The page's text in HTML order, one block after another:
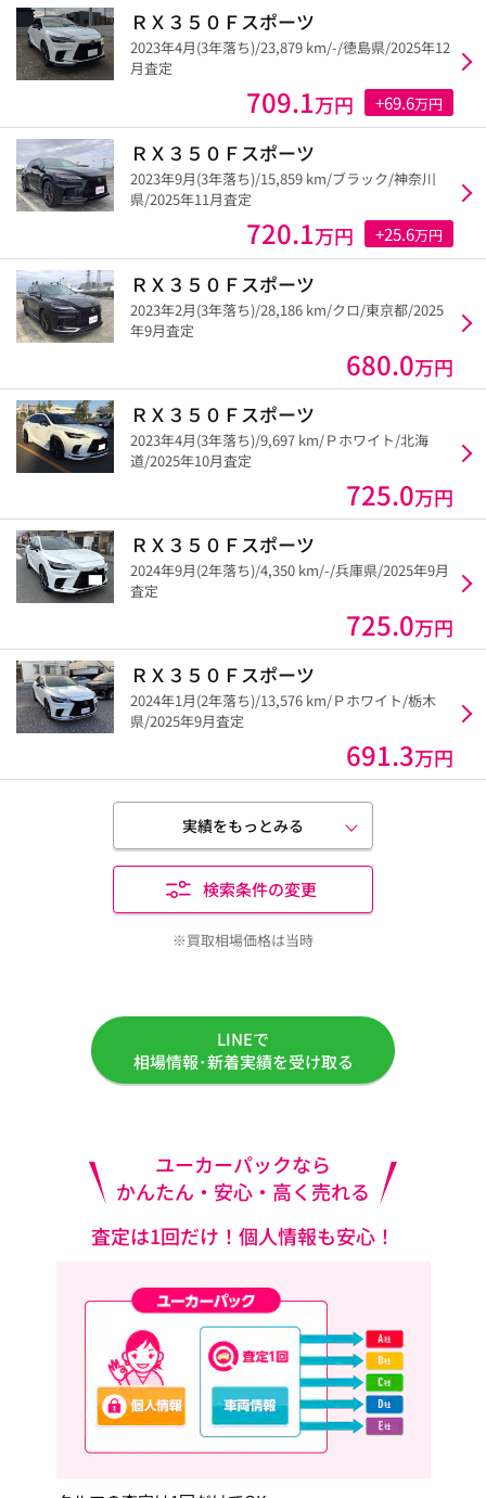
ＲＸ３５０Ｆスポーツ
2023年4月(3年落ち)/23,879 km/-/徳島県/2025年12
月査定
709.1万円 +69.6万円
ＲＸ３５０Ｆスポーツ
2023年9月(3年落ち)/15,859 km/ブラック/神奈川
県/2025年11月査定
720.1万円 +25.6万円
ＲＸ３５０Ｆスポーツ
2023年2月(3年落ち)/28,186 km/クロ/東京都/2025
年9月査定
680.0万円
ＲＸ３５０Ｆスポーツ
2023年4月(3年落ち)/9,697 km/Ｐホワイト/北海
道/2025年10月査定
725.0万円
ＲＸ３５０Ｆスポーツ
2024年9月(2年落ち)/4,350 km/-/兵庫県/2025年9月
査定
725.0万円
ＲＸ３５０Ｆスポーツ
2024年1月(2年落ち)/13,576 km/Ｐホワイト/栃木
県/2025年9月査定
691.3万円
実績をもっとみる
検索条件の変更
※買取相場価格は当時
LINEで
相場情報･新着実績を受け取る
ユーカーパックなら
かんたん・安心・高く売れる
査定は1回だけ！個人情報も安心！